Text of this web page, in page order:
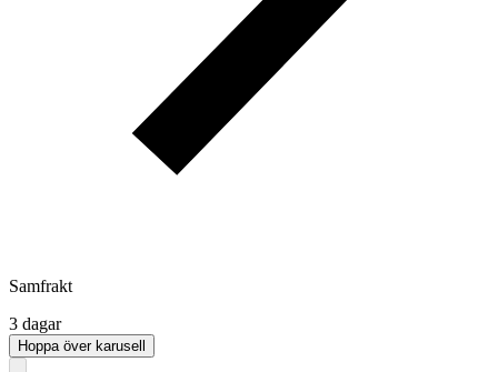
Samfrakt
3 dagar
Hoppa över karusell